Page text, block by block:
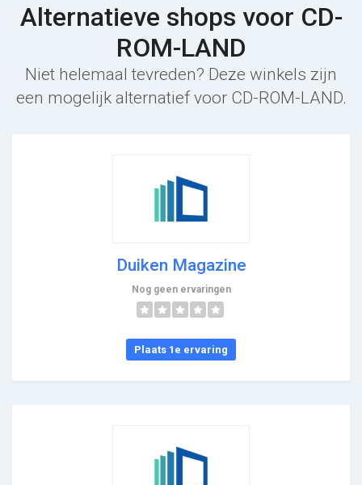
Alternatieve shops voor CD-
ROM-LAND
Niet helemaal tevreden? Deze winkels zijn
een mogelijk alternatief voor CD-ROM-LAND.
Duiken Magazine
Nog geen ervaringen
Plaats 1e ervaring